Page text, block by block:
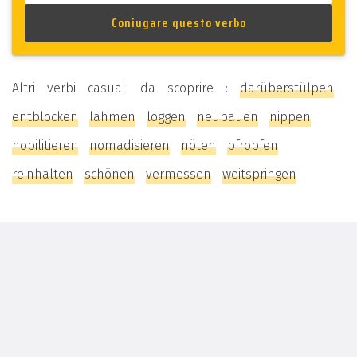
Altri verbi casuali da scoprire : darüberstülpen
entblocken
lahmen loggen neubauen
nippen
nobilitieren
nomadisieren nöten
pfropfen
reinhalten
schönen vermessen weitspringen